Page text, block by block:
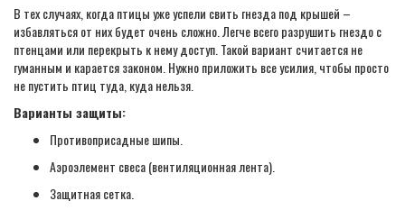
В тех случаях, когда птицы уже успели свить гнезда под крышей –
избавляться от них будет очень сложно. Легче всего разрушить гнездо с
птенцами или перекрыть к нему доступ. Такой вариант считается не
гуманным и карается законом. Нужно приложить все усилия, чтобы просто
не пустить птиц туда, куда нельзя.
Варианты защиты:
Противоприсадные шипы.
Аэроэлемент свеса (вентиляционная лента).
Защитная сетка.